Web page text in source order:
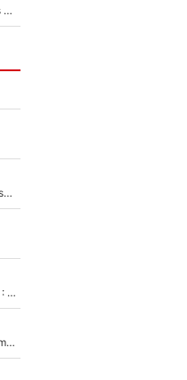
Maghnes Akliouche raconte sa signature au PSG : Voilà les coulisses de son transfert de rêve à 50M€
«Détester à vie», Stéphane Guy dans une embrouille à cause du PSG !
Mercato - OM - «Dès que je prends un club, je t’appellerai» : La promesse de Marcelino au moment de claquer la porte
Victime de racisme contre Murray, Kyrgios pousse un énorme coup de gueule !